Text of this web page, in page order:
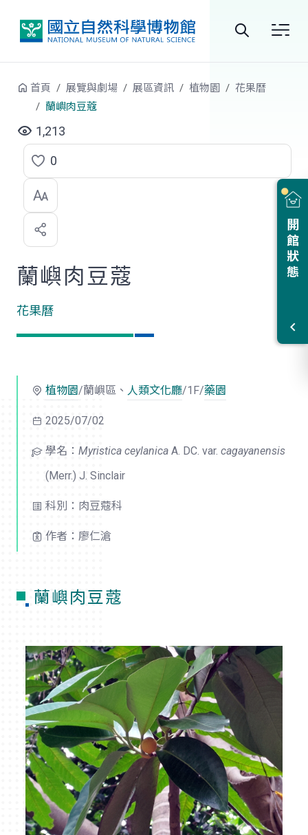
站
開館狀態
首頁 展覽與劇場 展區資訊 植物園
花果曆
蘭嶼肉豆蔻
1,213
點
選
喜
歡
0
蘭嶼肉豆蔻
花果曆
植物園/蘭嶼區、 人類文化廳/1F/藥園
2025/07/02
學名： Myristica ceylanica A. DC. var. cagayanensis
(Merr.) J. Sinclair
科別：肉豆蔻科
作者：廖仁滄
蘭嶼肉豆蔻